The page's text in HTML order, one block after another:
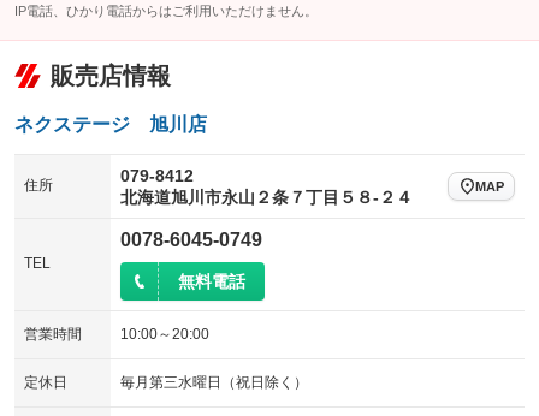
IP電話、ひかり電話からはご利用いただけません。
販売店情報
ネクステージ 旭川店
住所
079-8412
北海道旭川市永山２条７丁目５８‐２４
MAP
TEL
0078-6045-0749
無料電話
営業時間 10:00～20:00
定休日 毎月第三水曜日（祝日除く）